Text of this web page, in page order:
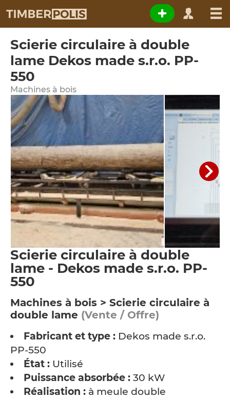
Scierie circulaire à double
lame Dekos made s.r.o. PP-
550
Machines à bois
Scierie circulaire à double
lame - Dekos made s.r.o. PP-
550
Machines à bois > Scierie circulaire à
double lame (Vente / Offre)
Fabricant et type : Dekos made s.r.o.
PP-550
État : Utilisé
Puissance absorbée : 30 kW
Réalisation : à meule double